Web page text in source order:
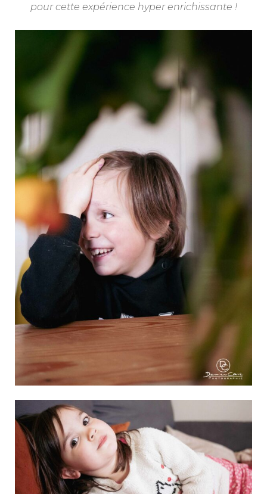
pour cette expérience hyper enrichissante !